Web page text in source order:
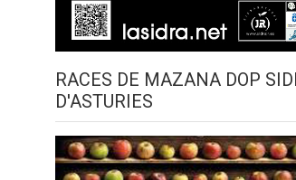
RACES DE MAZANA DOP
D'ASTURIES